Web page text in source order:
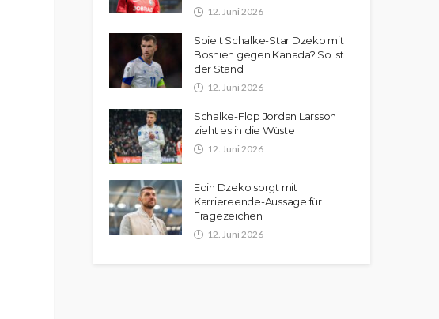
12. Juni 2026
Spielt Schalke-Star Dzeko mit
Bosnien gegen Kanada? So ist
der Stand
12. Juni 2026
Schalke-Flop Jordan Larsson
zieht es in die Wüste
12. Juni 2026
Edin Dzeko sorgt mit
Karriereende-Aussage für
Fragezeichen
12. Juni 2026